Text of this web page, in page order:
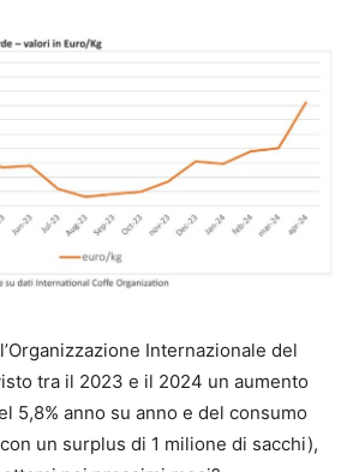
Internazionale del
tra il 2023 e il 2024 un aumento
5,8% anno su anno e del consumo
un surplus di 1 milione di sacchi),